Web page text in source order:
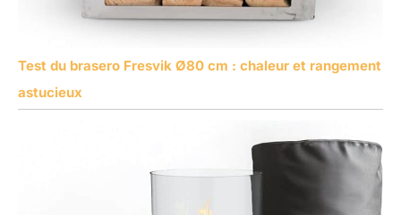
Test du brasero Fresvik Ø80 cm : chaleur et rangement
astucieux